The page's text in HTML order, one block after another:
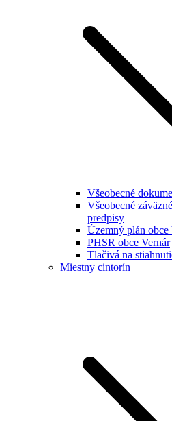
Všeobecné
Všeobecné
predpisy
Územný plán obce
PHSR obce Vernár
Tlačivá na
Miestny cintorín